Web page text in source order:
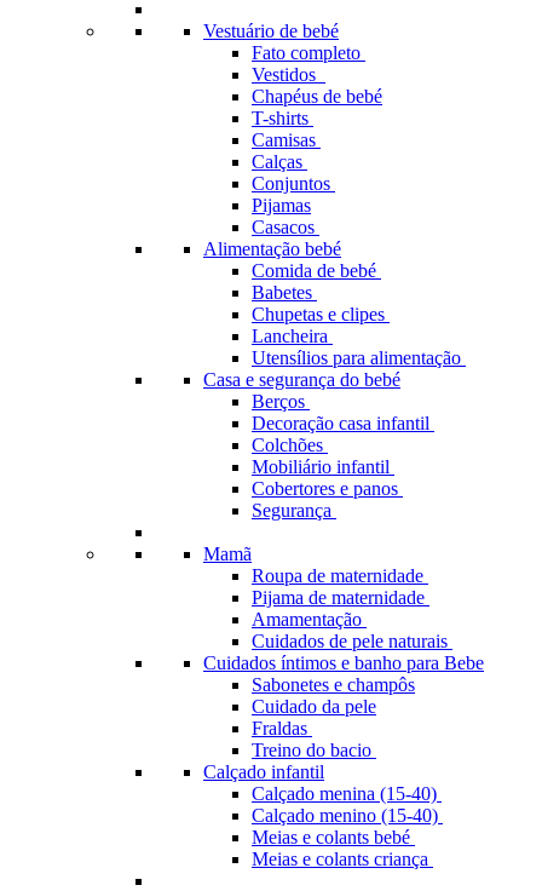
Vestuário de bebé
Fato completo
Vestidos
Chapéus de bebé
T-shirts
Camisas
Calças
Conjuntos
Pijamas
Casacos
Alimentação bebé
Comida de bebé
Babetes
Chupetas e clipes
Lancheira
Utensílios para alimentação
Casa e segurança do bebé
Berços
Decoração casa infantil
Colchões
Mobiliário infantil
Cobertores e panos
Segurança
Mamã
Roupa de maternidade
Pijama de maternidade
Amamentação
Cuidados de pele naturais
Cuidados íntimos e banho para Bebe
Sabonetes e champôs
Cuidado da pele
Fraldas
Treino do bacio
Calçado infantil
Calçado menina (15-40)
Calçado menino (15-40)
Meias e colants bebé
Meias e colants criança